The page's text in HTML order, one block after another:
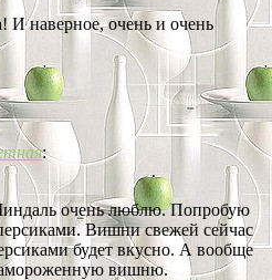
наверное, очень и очень
:
очень люблю. Попробую
Вишни свежей сейчас
будет вкусно. А вообще
вишню.